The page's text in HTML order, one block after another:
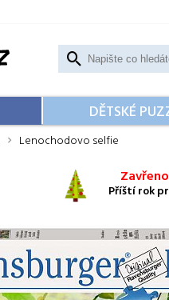
DĚTSKÉ
Lenochodovo selfie
Příští rok